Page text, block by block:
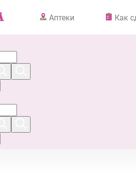
Аптеки Как